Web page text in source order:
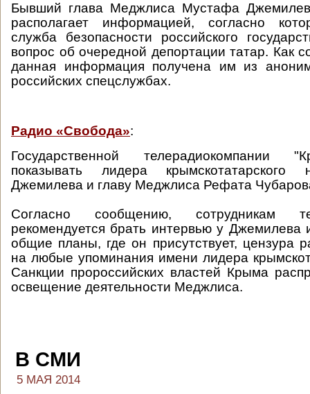
Бывший глава Меджлиса Мустафа
располагает информацией, согласно
служба безопасности российского
вопрос об очередной депортации татар. Как
данная информация получена им из
российских спецслужбах.
Радио «Свобода»:
Государственной телерадиокомпании
показывать лидера
Джемилева и главу Меджлиса Рефата
Согласно сообщению, сотрудникам
рекомендуется брать интервью у Джемилева
общие планы, где он присутствует, цензура
на любые упоминания имени лидера
Санкции пророссийских властей Крыма
освещение деятельности Меджлиса.
В СМИ
5 МАЯ 2014